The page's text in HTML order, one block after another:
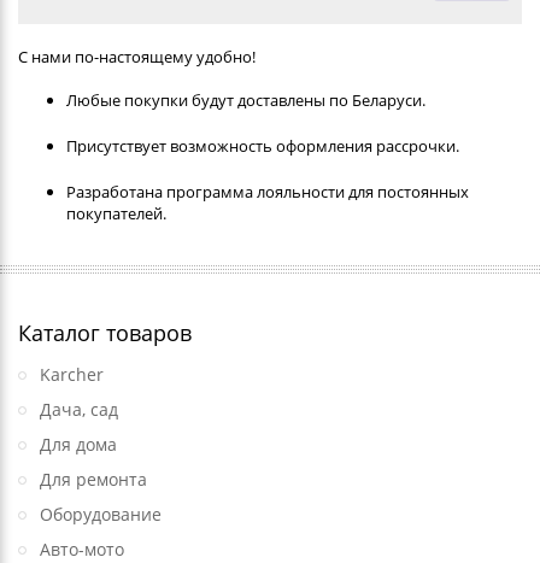
С нами по-настоящему удобно!
Любые покупки будут доставлены по Беларуси.
Присутствует возможность оформления рассрочки.
Разработана программа лояльности для постоянных
покупателей.
Каталог товаров
Karcher
Дача, сад
Для дома
Для ремонта
Оборудование
Авто-мото